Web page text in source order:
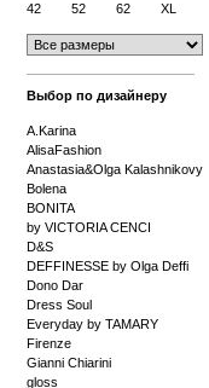
42
52 62 XL
Выбор по дизайнеру
A.Karina
AlisaFashion
Anastasia&Olga Kalashnikovy
Bolena
BONITA
by VICTORIA CENCI
D&S
DEFFINESSE by Olga Deffi
Dono Dar
Dress Soul
Everyday by TAMARY
Firenze
Gianni Chiarini
gloss